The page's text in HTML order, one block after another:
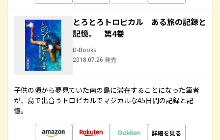
とろとろトロピカル ある旅の記録と
記憶。 第4巻
D-Books
2018.07.26 発売
子供の頃から夢見ていた南の島に滞在することになった筆者
が、島で出合うトロピカルでマジカルな45日間の記録と記
憶。
詳細を見る